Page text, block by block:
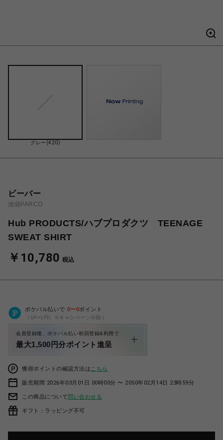
グレー(420)
ビーバー
池袋PARCO
Hub PRODUCTS/ハブプロダクツ TEENAGE
SWEAT SHIRT
￥10,780 税込
ポケパル払いで 0〜0ポイント
（1P=1円）※キャンペーン分除く
会員登録後、ポケパル払い初回登録&利用で
最大1,500円分ポイント進呈
獲得ポイントの確認方法は こちら
販売期間 2026年03月01日 00時00分 〜 2050年02月14日 23時59分
この商品について問い合わせる
ギフト：ラッピング不可